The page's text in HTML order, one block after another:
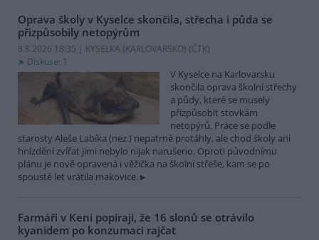
Oprava školy v Kyselce skončila, střecha i půda se
přizpůsobily netopýrům
8.8.2026 18:35 | KYSELKA (KARLOVARSKO) (ČTK)
Diskuse: 1
V Kyselce na Karlovarsku
skončila oprava školní střechy
a půdy, které se musely
přizpůsobit stovkám
netopýrů. Práce se podle
starosty Aleše Labíka (nez.) nepatrně protáhly, ale chod školy ani
hnízdění zvířat jimi nebylo nijak narušeno. Oproti původnímu
plánu je nově opravená i věžička na školní střeše, kam se po
spoustě let vrátila makovice.
Farmáři v Keni popírají, že 16 slonů se otrávilo
kyanidem po konzumaci rajčat